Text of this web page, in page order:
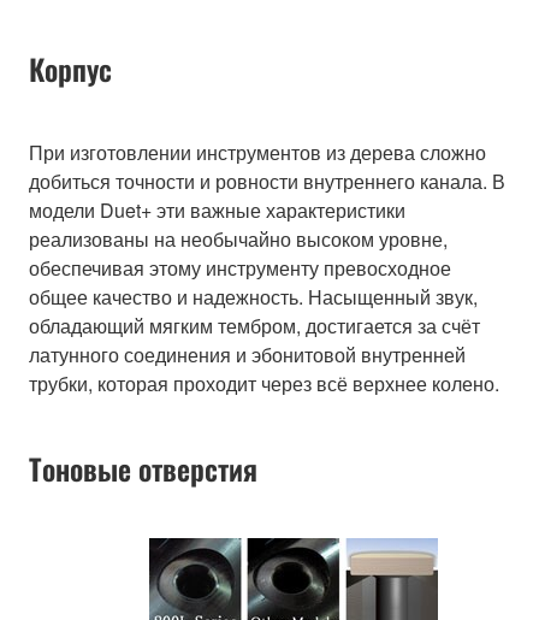
Корпус
При изготовлении инструментов из дерева сложно
добиться точности и ровности внутреннего канала. В
модели Duet+ эти важные характеристики
реализованы на необычайно высоком уровне,
обеспечивая этому инструменту превосходное
общее качество и надежность. Насыщенный звук,
обладающий мягким тембром, достигается за счёт
латунного соединения и эбонитовой внутренней
трубки, которая проходит через всё верхнее колено.
Тоновые отверстия